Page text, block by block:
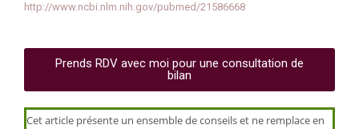
http://www.ncbi.nlm.nih.gov/pubmed/21586668
Prends RDV avec moi pour une consultation de
bilan
Cet article présente un ensemble de conseils et ne remplace en